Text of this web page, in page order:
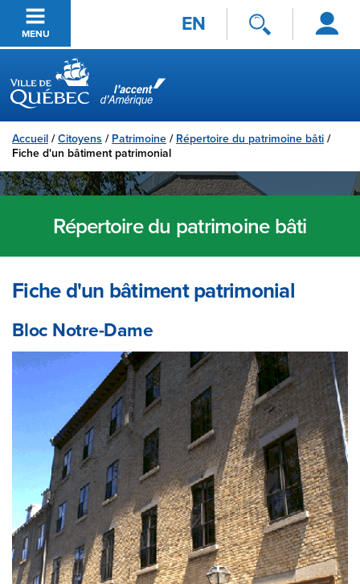
Passer au contenu principal
MENU EN
Se
connecter
Ville de Québec
Accueil /Citoyens / Patrimoine / Répertoire du patrimoine bâti /
Fiche d'un bâtiment patrimonial
Répertoire du patrimoine bâti
Fiche d'un bâtiment patrimonial
Bloc Notre-Dame